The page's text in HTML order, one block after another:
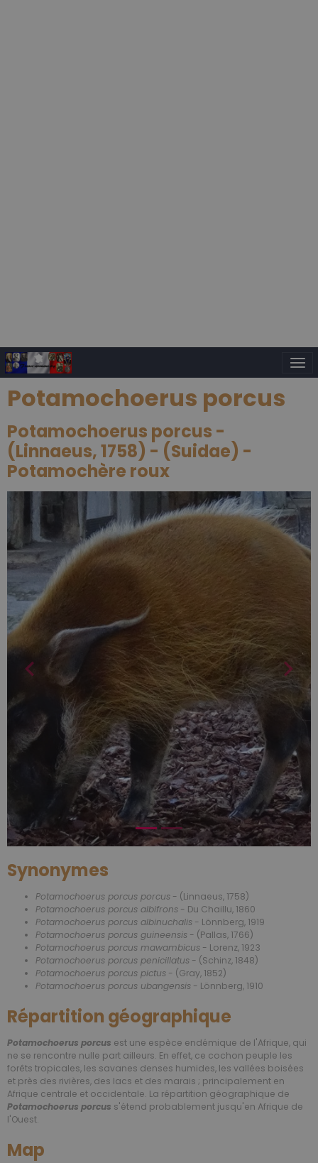
Potamochoerus porcus
Potamochoerus porcus -
(Linnaeus, 1758) - (Suidae) -
Potamochère roux
Synonymes
Potamochoerus porcus porcus - (Linnaeus, 1758)
Potamochoerus porcus albifrons - Du Chaillu, 1860
Potamochoerus porcus albinuchalis - Lönnberg, 1919
Potamochoerus porcus guineensis - (Pallas, 1766)
Potamochoerus porcus mawambicus - Lorenz, 1923
Potamochoerus porcus penicillatus - (Schinz, 1848)
Potamochoerus porcus pictus - (Gray, 1852)
Potamochoerus porcus ubangensis - Lönnberg, 1910
Répartition géographique
Potamochoerus porcus est une espèce endémique de l'Afrique, qui
ne se rencontre nulle part ailleurs. En effet, ce cochon peuple les
forêts tropicales, les savanes denses humides, les vallées boisées
et près des rivières, des lacs et des marais ; principalement en
Afrique centrale et occidentale. La répartition géographique de
Potamochoerus porcus s'étend probablement jusqu'en Afrique de
l'Ouest.
Map